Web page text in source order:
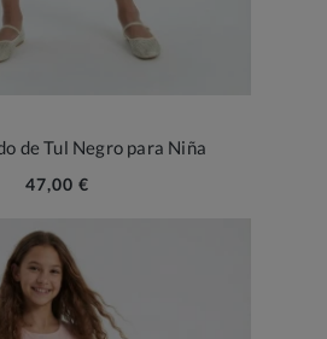
de Tul Negro para Niña
47,00 €